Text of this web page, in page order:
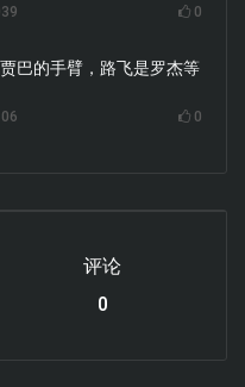
0
巴的手臂，路飞是罗杰等
0
评论
0